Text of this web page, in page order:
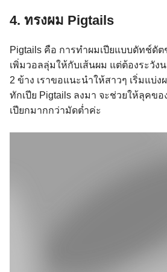
4. ทรงผม Pigtails
Pigtails คือ การทำผมเปียแบบดัทช์ดัต
เพิ่มวอลลุ่มให้กับเส้นผม แต่ต้องระวัง
2 ข้าง เราขอแนะนำให้สาวๆ เริ่มแบ่
ทักเปีย Pigtails ลงมา จะช่วยให้ลุคข
เปียกมากกว่ามัดต่ำค่ะ